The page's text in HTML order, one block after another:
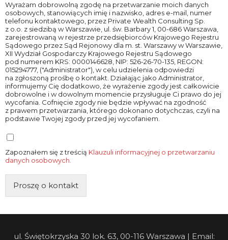
Wyrażam dobrowolną zgodę na przetwarzanie moich danych
osobowych, stanowiących imię i nazwisko, adres e-mail, numer
telefonu kontaktowego, przez Private Wealth Consulting Sp.
z o.o. z siedzibą w Warszawie, ul. św. Barbary 1, 00-686 Warszawa,
zarejestrowaną w rejestrze przedsiębiorców Krajowego Rejestru
Sądowego przez Sąd Rejonowy dla m. st. Warszawy w Warszawie,
XII Wydział Gospodarczy Krajowego Rejestru Sądowego
pod numerem KRS: 0000146628, NIP: 526-26-70-135, REGON:
015294777, ("Administrator"), w celu udzielenia odpowiedzi
na zgłoszoną prośbę o kontakt. Działając jako Administrator,
informujemy Cię dodatkowo, że wyrażenie zgody jest całkowicie
dobrowolne i w dowolnym momencie przysługuje Ci prawo do jej
wycofania. Cofnięcie zgody nie będzie wpływać na zgodność
z prawem przetwarzania, którego dokonano dotychczas, czyli na
podstawie Twojej zgody przed jej wycofaniem.
Zapoznałem się z treścią Klauzuli informacyjnej o przetwarzaniu
danych osobowych.
Proszę o kontakt
ul. Świętokrzyska 30 lok. 63, 00-116 Warszawa | Email: